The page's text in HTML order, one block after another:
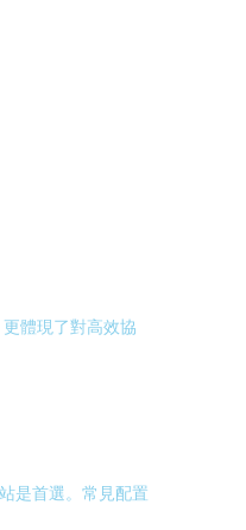
體現了對高效協
是首選。常見配置